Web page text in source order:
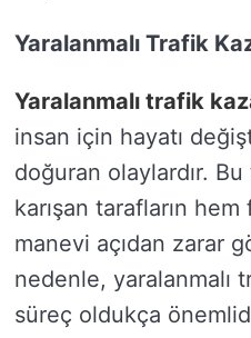
Yaralanmalı Trafik
Yaralanmalı trafik
insan için hayatı
doğuran olaylardır.
karışan tarafların
manevi açıdan zarar
nedenle, yaralanmalı
süreç oldukça